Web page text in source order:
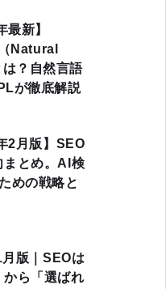
最新】
Natural
？自然言語
が徹底解説
2月版】SEO
まとめ。AI検
めの戦略と
版｜SEOは
から「選ばれ